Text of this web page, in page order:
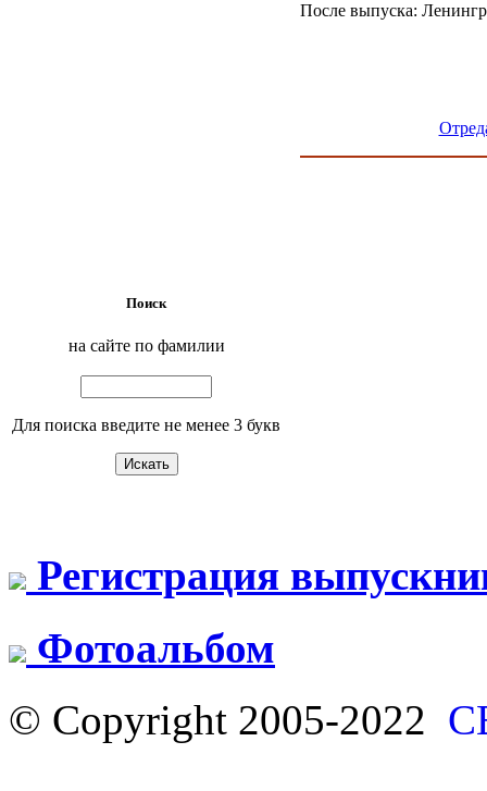
После выпуска:
Поиск
на сайте по фамилии
Для поиска введите не менее 3 букв
Регистрация
Фотоальбом
© Copyright 2005-2022